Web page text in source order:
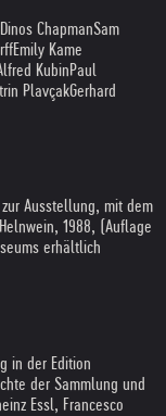
ChapmanSam
Emily Kame
KubinPaul
PlavçakGerhard
Ausstellung, mit dem
1988, (Auflage
erhältlich
in der Edition
der Sammlung und
Essl, Francesco